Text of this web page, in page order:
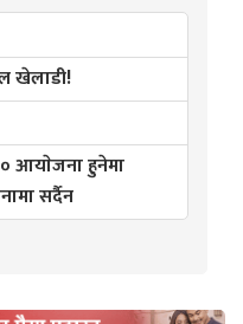
खेलाडी!
आयाेजना हुनेमा
सर्दैन